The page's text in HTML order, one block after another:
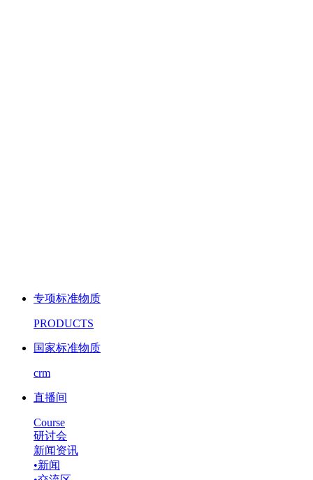
专项标准物质
PRODUCTS
国家标准物质
crm
直播间
Course
研讨会
新闻资讯
•新闻